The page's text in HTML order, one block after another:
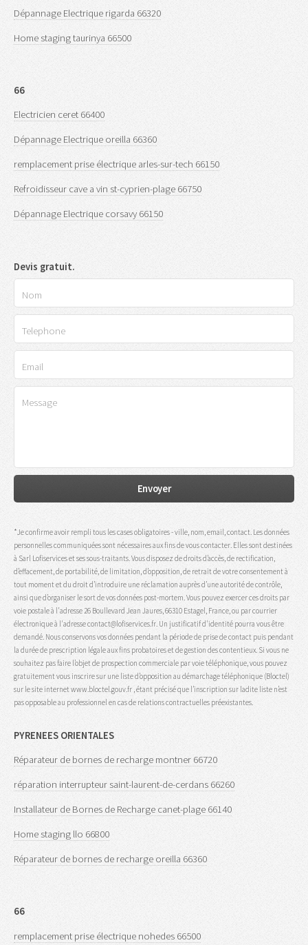
Dépannage Electrique rigarda 66320
Home staging taurinya 66500
66
Electricien ceret 66400
Dépannage Electrique oreilla 66360
remplacement prise électrique arles-sur-tech 66150
Refroidisseur cave a vin st-cyprien-plage 66750
Dépannage Electrique corsavy 66150
Devis gratuit.
*Je confirme avoir rempli tous les cases obligatoires - ville, nom, email, contact. Les données
personnelles communiquées sont nécessaires aux fins de vous contacter. Elles sont destinées
à Sarl Lofiservices et ses sous-traitants. Vous disposez de droits d’accès, de rectification,
d’effacement, de portabilité, de limitation, d’opposition, de retrait de votre consentement à
tout moment et du droit d’introduire une réclamation auprès d’une autorité de contrôle,
ainsi que d’organiser le sort de vos données post-mortem. Vous pouvez exercer ces droits par
voie postale à l'adresse 26 Boullevard Jean Jaures, 66310 Estagel, France, ou par courrier
électronique à l'adresse contact@lofiservices.fr. Un justificatif d'identité pourra vous être
demandé. Nous conservons vos données pendant la période de prise de contact puis pendant
la durée de prescription légale aux fins probatoires et de gestion des contentieux. Si vous ne
souhaitez pas faire l’objet de prospection commerciale par voie téléphonique, vous pouvez
gratuitement vous inscrire sur une liste d’opposition au démarchage téléphonique (Bloctel)
sur le site internet www.bloctel.gouv.fr , étant précisé que l’inscription sur ladite liste n’est
pas opposable au professionnel en cas de relations contractuelles préexistantes.
PYRENEES ORIENTALES
Réparateur de bornes de recharge montner 66720
réparation interrupteur saint-laurent-de-cerdans 66260
Installateur de Bornes de Recharge canet-plage 66140
Home staging llo 66800
Réparateur de bornes de recharge oreilla 66360
66
remplacement prise électrique nohedes 66500